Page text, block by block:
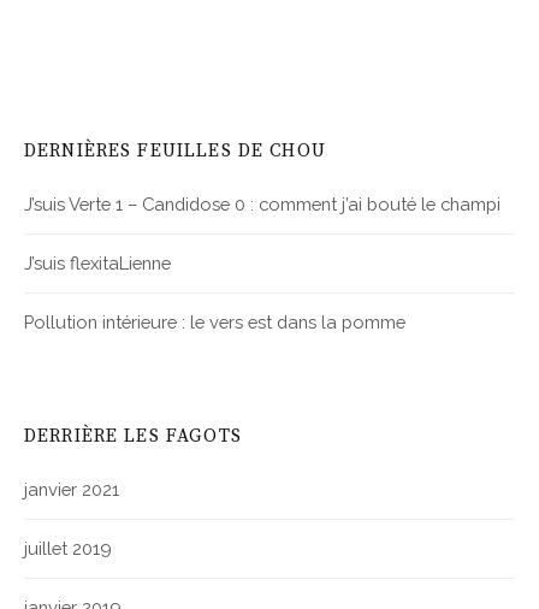
DERNIÈRES FEUILLES DE CHOU
J’suis Verte 1 – Candidose 0 : comment j’ai bouté le champi
J’suis flexitaLienne
Pollution intérieure : le vers est dans la pomme
DERRIÈRE LES FAGOTS
janvier 2021
juillet 2019